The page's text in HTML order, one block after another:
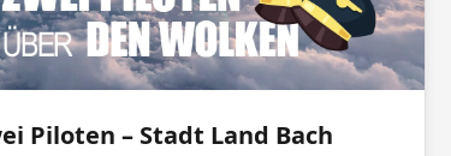
Piloten – Stadt Land Bach